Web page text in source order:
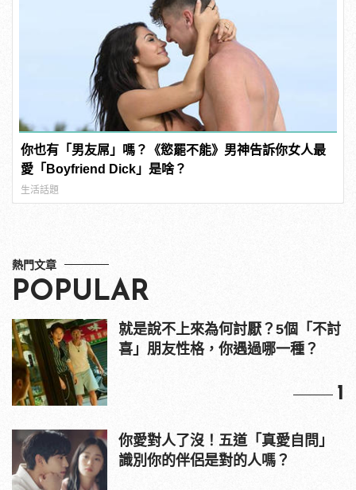
你也有「男友屌」嗎？《慾罷不能》男神告訴你女人最
愛「Boyfriend Dick」是啥？
生活話題
熱門文章
POPULAR
就是說不上來為何討厭？5個「不討
喜」朋友性格，你遇過哪一種？
1
你愛對人了沒！五道「真愛自問」
識別你的伴侶是對的人嗎？